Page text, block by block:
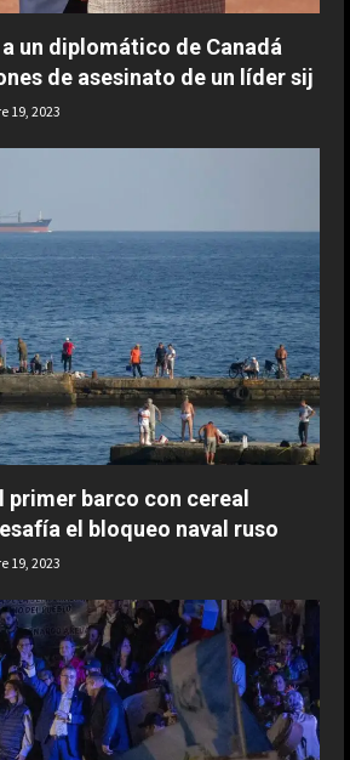
un diplomático de Canadá
de asesinato de un líder sij
19, 2023
primer barco con cereal
el bloqueo naval ruso
19, 2023
al culebrón Vinicius: el brasileño
con el Real Madrid hasta
Agosto 7, 2026
Mundial 2030 “un tema de
Estado”: “El Gobierno de España
la obligación de negociar”
Agosto 7, 2026
Yan Diomande, nuevo
del Real Madrid
Agosto 7, 2026
de un Mundial tripartito: de
y Portugal hasta la suma de
y la primera Copa del
Agosto 7, 2026
decide la sede de la final del
Mundial 2030 y cuándo se
Las claves del pulso
Madrid y Casablanca